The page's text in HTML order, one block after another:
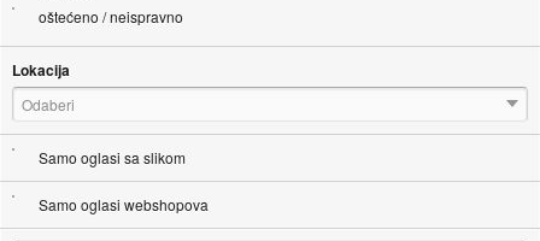
oštećeno / neispravno
Lokacija
Odaberi
Samo oglasi sa slikom
Samo oglasi webshopova